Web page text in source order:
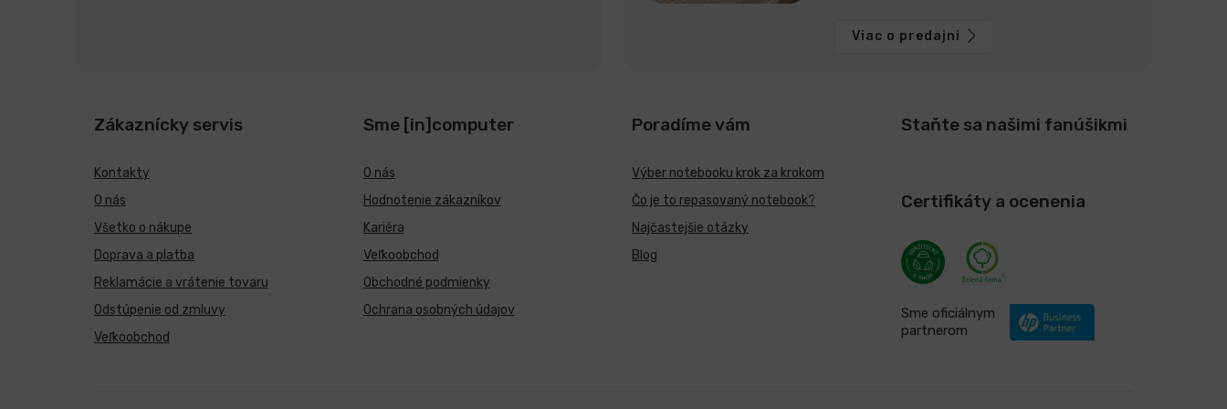
Viac o predajni
Zákaznícky servis
Kontakty
O nás
Všetko o nákupe
Doprava a platba
Reklamácie a vrátenie tovaru
Odstúpenie od zmluvy
Veľkoobchod
Sme [in]computer
O nás
Hodnotenie zákazníkov
Kariéra
Veľkoobchod
Obchodné podmienky
Ochrana osobných údajov
Poradíme vám
Výber notebooku krok za krokom
Čo je to repasovaný notebook?
Najčastejšie otázky
Blog
Staňte sa našimi fanúšikmi
Certifikáty a ocenenia
Sme oficiálnym
partnerom